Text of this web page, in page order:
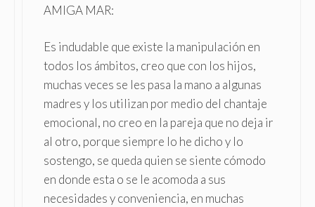
AMIGA MAR:
Es indudable que existe la manipulación en
todos los ámbitos, creo que con los hijos,
muchas veces se les pasa la mano a algunas
madres y los utilizan por medio del chantaje
emocional, no creo en la pareja que no deja ir
al otro, porque siempre lo he dicho y lo
sostengo, se queda quien se siente cómodo
en donde esta o se le acomoda a sus
necesidades y conveniencia, en muchas